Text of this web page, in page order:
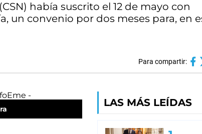
había suscrito el 12 de mayo con
un convenio por dos meses para, en
Para compartir:
LAS MÁS LEÍDAS